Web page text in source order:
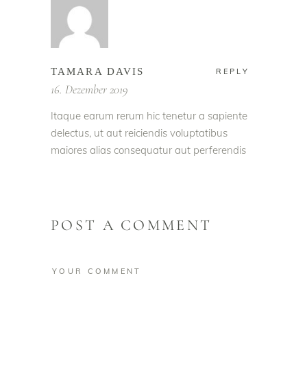
TAMARA DAVIS REPLY
16. Dezember 2019
Itaque earum rerum hic tenetur a sapiente
delectus, ut aut reiciendis voluptatibus
maiores alias consequatur aut perferendis
POST A COMMENT